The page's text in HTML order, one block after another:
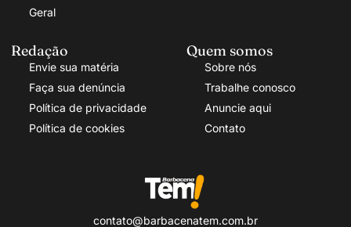
Geral
Redação
Envie sua matéria
Faça sua denúncia
Política de privacidade
Política de cookies
Quem somos
Sobre nós
Trabalhe conosco
Anuncie aqui
Contato
contato@barbacenatem.com.br